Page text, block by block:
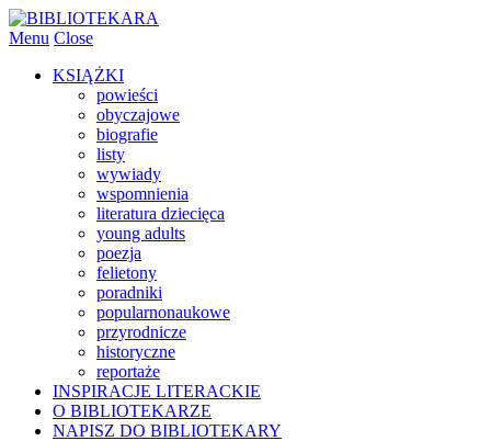
Menu Close
KSIĄŻKI
powieści
obyczajowe
biografie
listy
wywiady
wspomnienia
literatura dziecięca
young adults
poezja
felietony
poradniki
popularnonaukowe
przyrodnicze
historyczne
reportaże
INSPIRACJE LITERACKIE
O BIBLIOTEKARZE
NAPISZ DO BIBLIOTEKARY